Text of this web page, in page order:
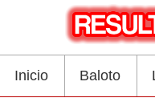
Inicio Baloto